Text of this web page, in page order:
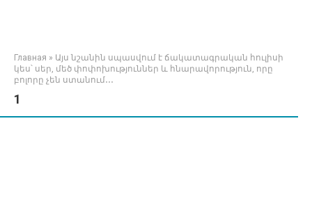
Главная » Այս նշանին սպասվում է ճակատագրական հուլիսի
կես՝ սեր, մեծ փոփոխություններ և հնարավորություն, որը
բոլորը չեն ստանում․․․
1